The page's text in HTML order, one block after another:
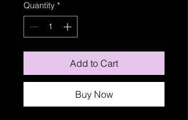
Quantity *
Add to Cart
Buy Now